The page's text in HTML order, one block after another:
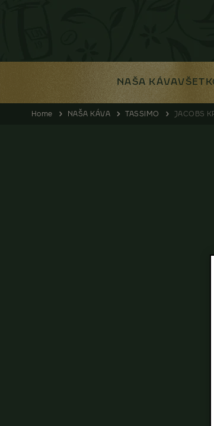
NAŠA KÁVA
Home NAŠA KÁVA TASSIMO JACOBS